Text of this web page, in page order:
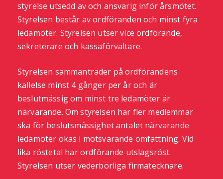
styrelse utsedd av och ansvarig inför årsmötet.
Styrelsen består av ordföranden och minst fyra
ledamöter. Styrelsen utser vice ordförande,
sekreterare och kassaförvaltare.
Styrelsen sammanträder på ordförandens
kallelse minst 4 gånger per år och är
beslutmässig om minst tre ledamöter är
närvarande. Om styrelsen har fler medlemmar
ska för beslutsmässighet antalet närvarande
ledamöter ökas i motsvarande omfattning. Vid
lika röstetal har ordförande utslagsröst.
Styrelsen utser vederbörliga firmatecknare.